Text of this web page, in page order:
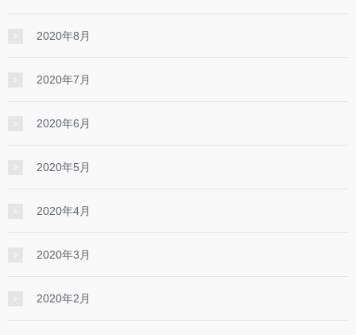
2020年8月
2020年7月
2020年6月
2020年5月
2020年4月
2020年3月
2020年2月